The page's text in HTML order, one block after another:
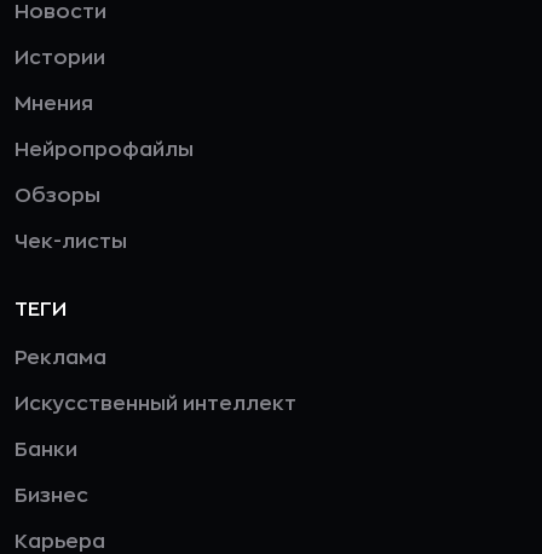
Новости
Истории
Мнения
Нейропрофайлы
Обзоры
Чек-листы
ТЕГИ
Реклама
Искусственный интеллект
Банки
Бизнес
Карьера